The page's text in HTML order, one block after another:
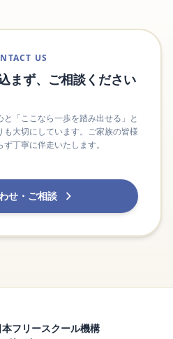
US
まず、ご相談ください
「ここなら一歩を踏み出せる」と
大切にしています。ご家族の皆様
丁寧に伴走いたします。
せ・ご相談
フリースクール機構